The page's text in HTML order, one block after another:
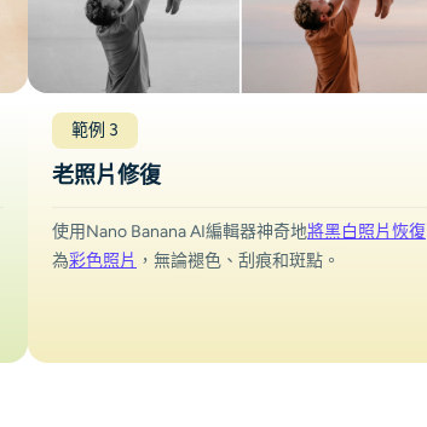
範例 3
老照片修復
使用Nano Banana AI編輯器神奇地將黑白照片恢復
為彩色照片 ，無論褪色、刮痕和斑點。